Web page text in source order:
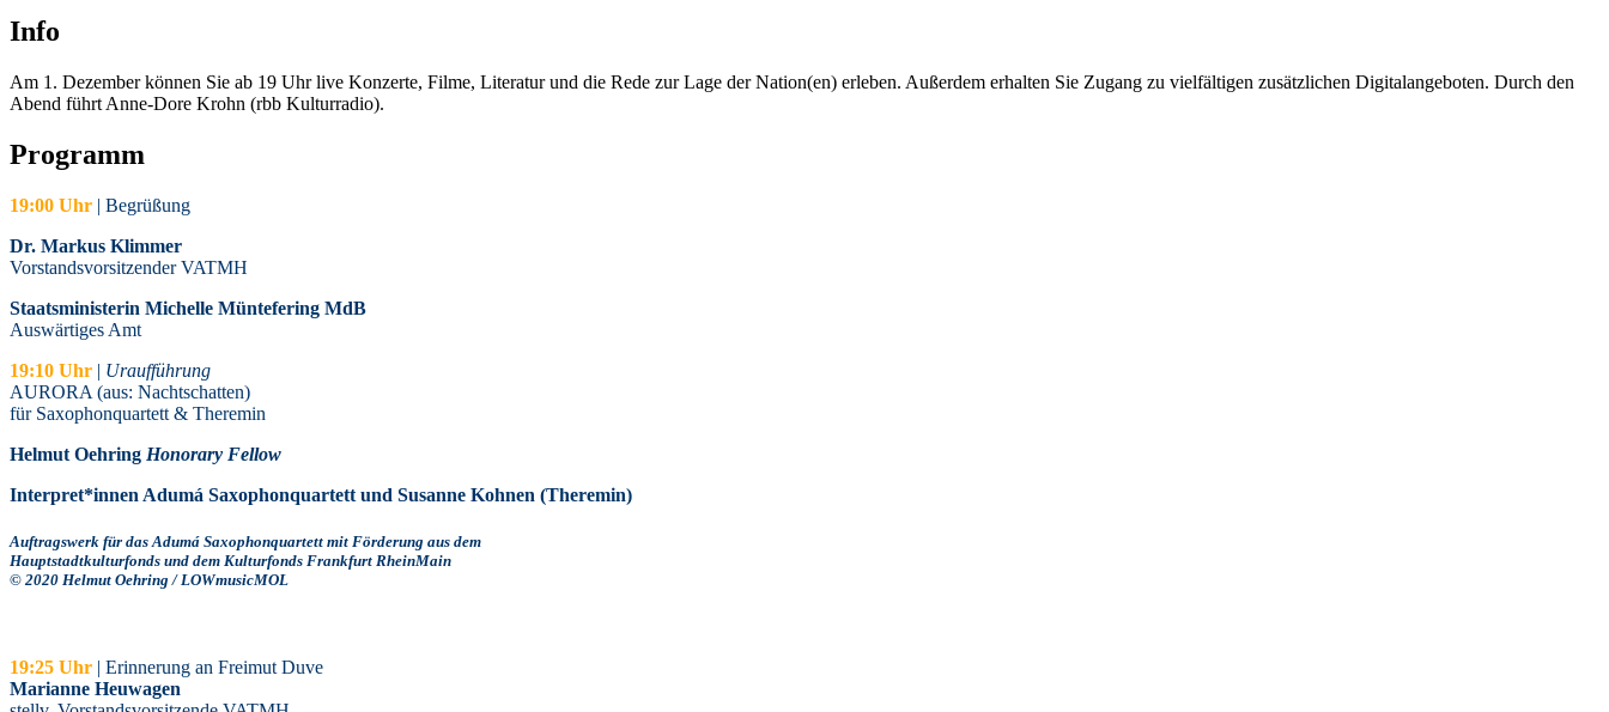
Info
Am 1. Dezember können Sie ab 19 Uhr live Konzerte, Filme, Literatur und die Rede zur Lage der Nation(en) erleben. Außerdem erhalten Sie Zugang zu vielfältigen zusätzlichen Digitalangeboten. Durch den
Abend führt Anne-Dore Krohn (rbb Kulturradio).
Programm
19:00 Uhr | Begrüßung
Dr. Markus Klimmer
Vorstandsvorsitzender VATMH
Staatsministerin Michelle Müntefering MdB
Auswärtiges Amt
19:10 Uhr | Uraufführung
AURORA (aus: Nachtschatten)
für Saxophonquartett & Theremin
Helmut Oehring Honorary Fellow
Interpret*innen Adumá Saxophonquartett und Susanne Kohnen (Theremin)
Auftragswerk für das Adumá Saxophonquartett mit Förderung aus dem
Hauptstadtkulturfonds und dem Kulturfonds Frankfurt RheinMain
© 2020 Helmut Oehring / LOWmusicMOL
19:25 Uhr | Erinnerung an Freimut Duve
Marianne Heuwagen